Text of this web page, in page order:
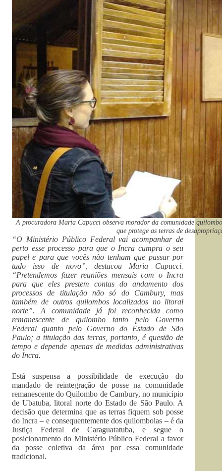
A procuradora Maria Capucci observa morador da comunidade
que protege as terras de
“O Ministério Público Federal vai acompanhar de
perto esse processo para que o Incra cumpra o seu
papel e para que vocês não tenham que passar por
tudo isso de novo”, destacou Maria Capucci.
“Pretendemos fazer reuniões mensais com o Incra
para que eles prestem contas do andamento dos
processos de titulação não só do Cambury, mas
também de outros quilombos localizados no litoral
norte”. A comunidade já foi reconhecida como
remanescente de quilombo tanto pelo Governo
Federal quanto pelo Governo do Estado de São
Paulo; a titulação das terras, portanto, é questão de
tempo e depende apenas de medidas administrativas
do Incra.
Está suspensa a possibilidade de execução do
mandado de reintegração de posse na comunidade
remanescente do Quilombo de Cambury, no município
de Ubatuba, litoral norte do Estado de São Paulo. A
decisão que determina que as terras fiquem sob posse
do Incra – e consequentemente dos quilombolas – é da
Justiça Federal de Caraguatatuba, e segue o
posicionamento do Ministério Público Federal a favor
da posse coletiva da área por essa comunidade
tradicional.